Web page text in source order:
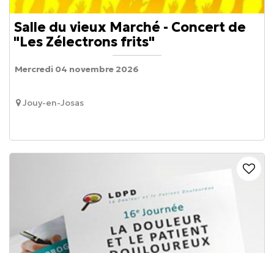
Salle du vieux Marché - Concert de
"Les Zélectrons frits"
Jouy-en-Josas
Mercredi 04 novembre 2026